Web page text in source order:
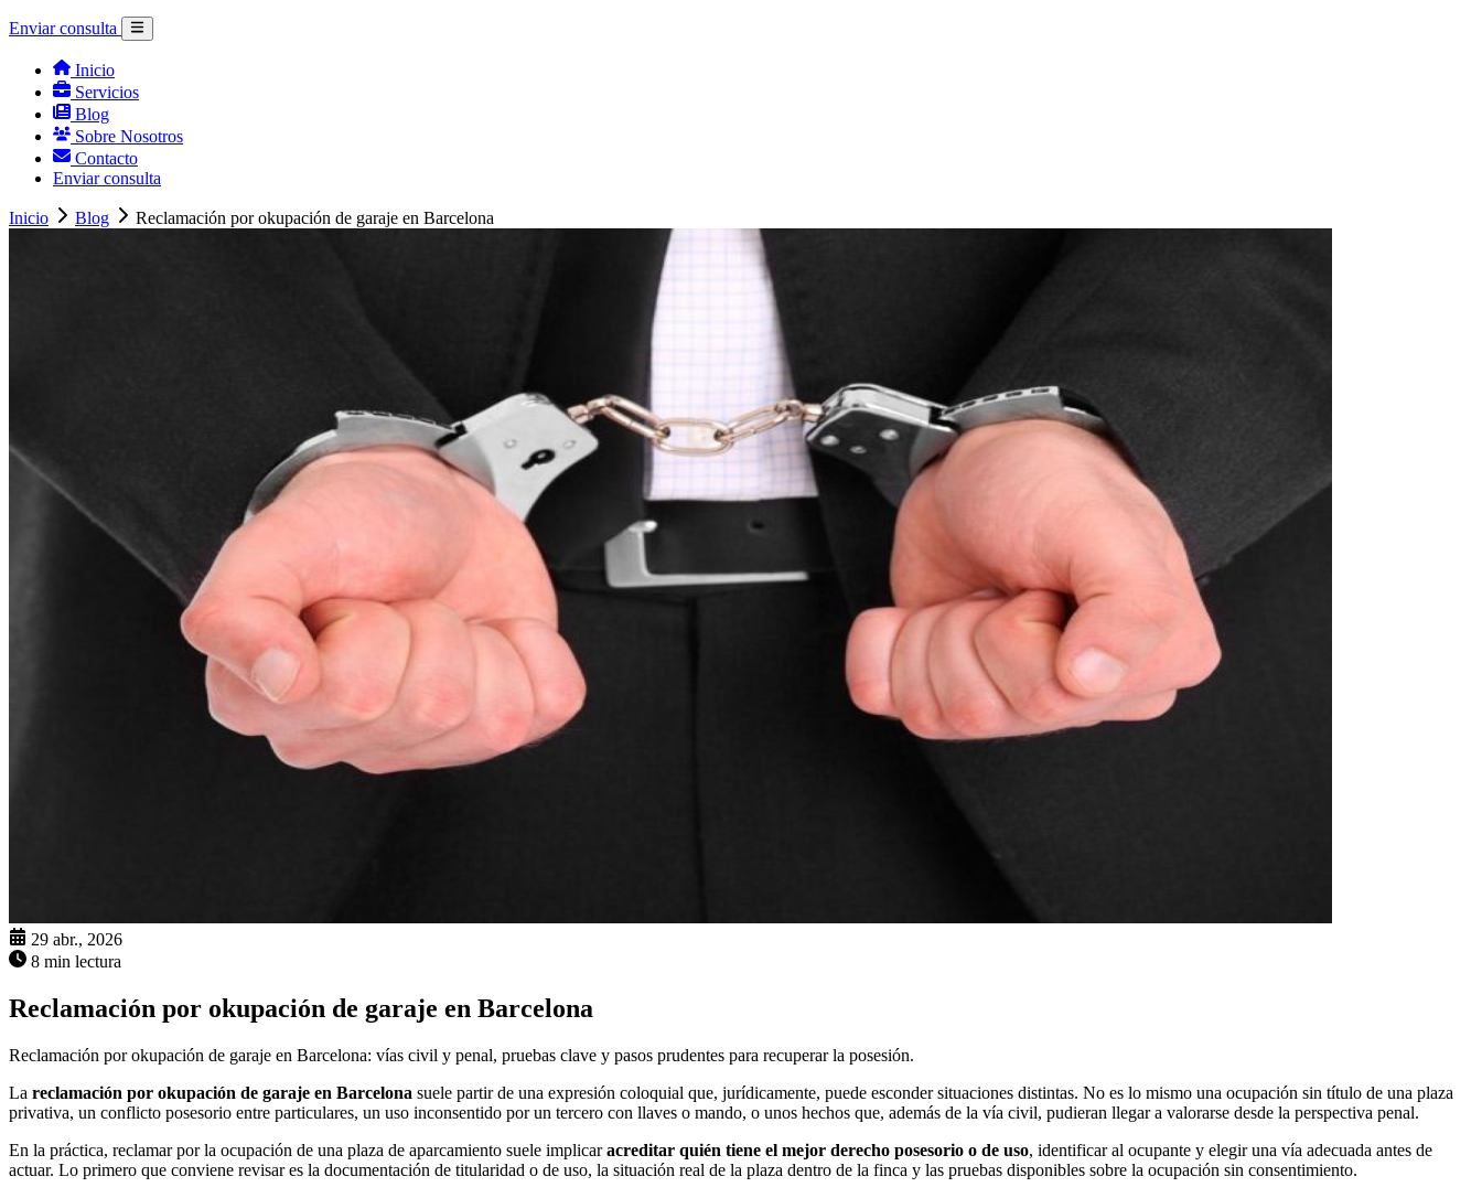
Enviar consulta
Inicio
Servicios
Blog
Sobre Nosotros
Contacto
Enviar consulta
Inicio Blog Reclamación por okupación de garaje en Barcelona
29 abr., 2026
8 min lectura
Reclamación por okupación de garaje en Barcelona
Reclamación por okupación de garaje en Barcelona: vías civil y penal, pruebas clave y pasos prudentes para recuperar la posesión.
La reclamación por okupación de garaje en Barcelona suele partir de una expresión coloquial que, jurídicamente, puede esconder situaciones distintas. No es lo mismo una ocupación sin título de una plaza
privativa, un conflicto posesorio entre particulares, un uso inconsentido por un tercero con llaves o mando, o unos hechos que, además de la vía civil, pudieran llegar a valorarse desde la perspectiva penal.
En la práctica, reclamar por la ocupación de una plaza de aparcamiento suele implicaracreditar quién tiene el mejor derecho posesorio o de uso, identificar al ocupante y elegir una vía adecuada antes de
actuar. Lo primero que conviene revisar es la documentación de titularidad o de uso, la situación real de la plaza dentro de la finca y las pruebas disponibles sobre la ocupación sin consentimiento.